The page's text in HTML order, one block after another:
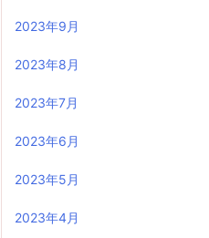
2023年9月
2023年8月
2023年7月
2023年6月
2023年5月
2023年4月